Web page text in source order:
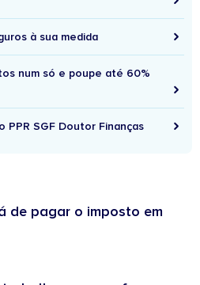
à sua medida
num só e poupe até 60%
SGF Doutor Finanças
de pagar o imposto em